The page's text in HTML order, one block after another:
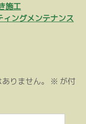
施工
ィングメンテナンス
りません。 ※ が付